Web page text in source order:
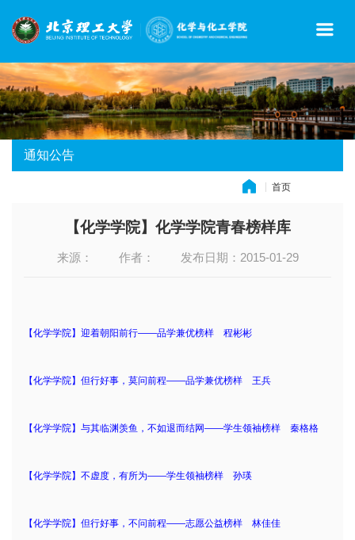
通知公告
首页
【化学学院】化学学院青春榜样库
来源： 作者： 发布日期：2015-01-29
【化学学院】迎着朝阳前行——品学兼优榜样 程彬彬
【化学学院】但行好事，莫问前程——品学兼优榜样 王兵
【化学学院】与其临渊羡鱼，不如退而结网——学生领袖榜样 秦格格
【化学学院】不虚度，有所为——学生领袖榜样 孙瑛
【化学学院】但行好事，不问前程——志愿公益榜样 林佳佳